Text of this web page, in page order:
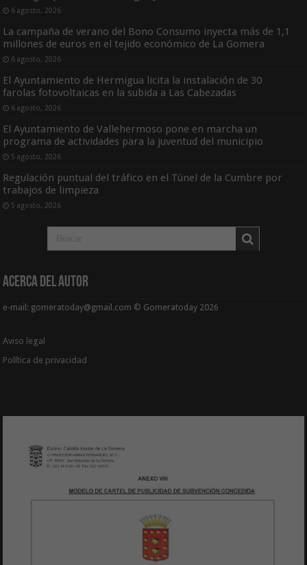
6 agosto, 2026
La campaña de verano del Bono Consumo inyecta más de 1,1
millones de euros en el tejido económico de La Gomera
6 agosto, 2026
El Ayuntamiento de Hermigua licita la instalación de 30
farolas fotovoltaicas en la subida a Las Cabezadas
6 agosto, 2026
El Ayuntamiento de Vallehermoso pone en marcha un
programa de actividades para la juventud del municipio
5 agosto, 2026
Regulación puntual del tráfico en el Túnel de la Cumbre por
trabajos de limpieza
5 agosto, 2026
Acerca del Autor
e-mail: gomeratoday@gmail.com © Gomeratoday 2026
Aviso legal
Política de privacidad